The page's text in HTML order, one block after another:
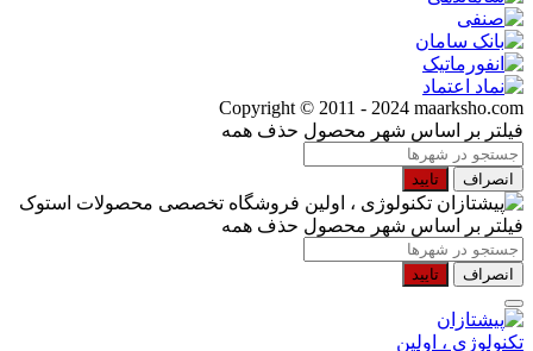
Copyright © 2011 - 2024 maarksho.com
فیلتر بر اساس شهر محصول حذف همه
انصراف تایید
فیلتر بر اساس شهر محصول حذف همه
انصراف تایید